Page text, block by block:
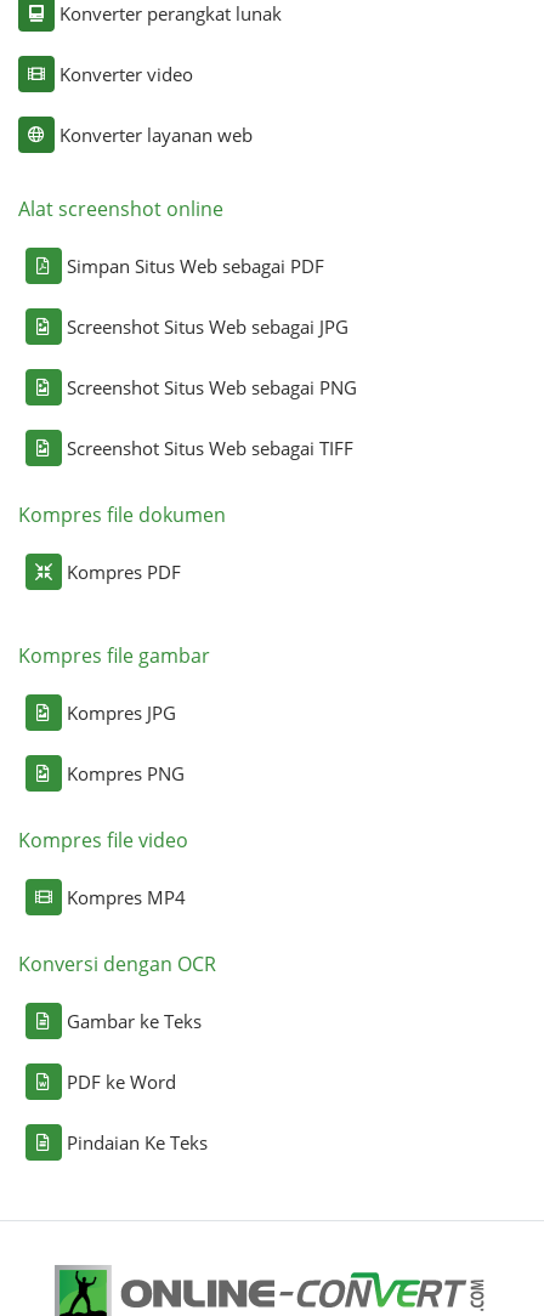
Konverter perangkat lunak
Konverter video
Konverter layanan web
Alat screenshot online
Simpan Situs Web sebagai PDF
Screenshot Situs Web sebagai JPG
Screenshot Situs Web sebagai PNG
Screenshot Situs Web sebagai TIFF
Kompres file dokumen
Kompres PDF
Kompres file gambar
Kompres JPG
Kompres PNG
Kompres file video
Kompres MP4
Konversi dengan OCR
Gambar ke Teks
PDF ke Word
Pindaian Ke Teks